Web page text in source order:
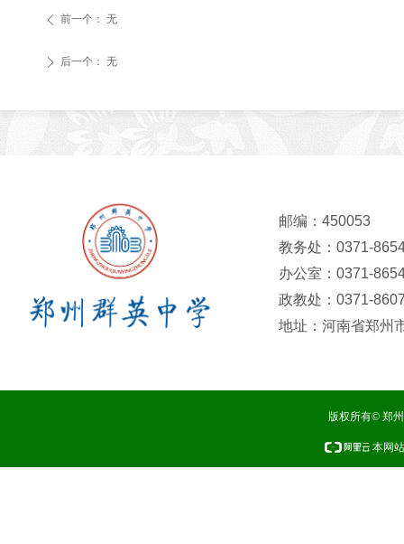
ꄴ 前一个： 无
ꄲ 后一个： 无
邮编：450053
教务处：0371-
办公室：0371-
政教处：0371-
地址：河南省郑州
版权所有© 郑
本网